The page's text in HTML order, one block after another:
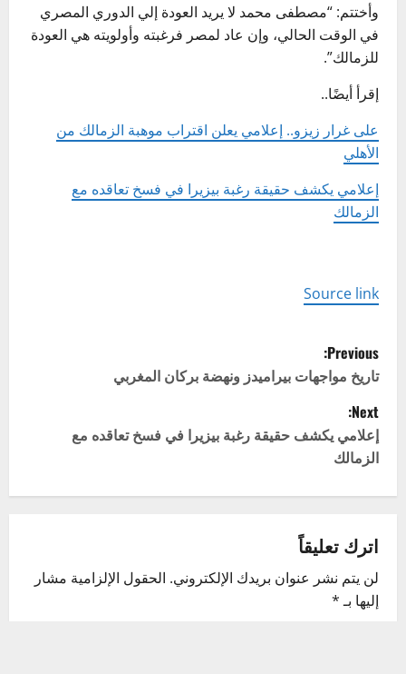
وأختتم: “مصطفى محمد لا يريد العودة إلي الدوري المصري
في الوقت الحالي، وإن عاد لمصر فرغبته وأولويته هي العودة
للزمالك”.
إقرأ أيضًا..
على غرار زيزو.. إعلامي يعلن اقتراب موهبة الزمالك من
الأهلي
إعلامي يكشف حقيقة رغبة بيزيرا في فسخ تعاقده مع
الزمالك
Source link
P
o
s
t
n
a
v
i
Previous:
تاريخ مواجهات بيراميدز ونهضة بركان المغربي
Next:
إعلامي يكشف حقيقة رغبة بيزيرا في فسخ تعاقده مع
الزمالك
اترك تعليقاً
لن يتم نشر عنوان بريدك الإلكتروني. الحقول الإلزامية مشار
إليها بـ*